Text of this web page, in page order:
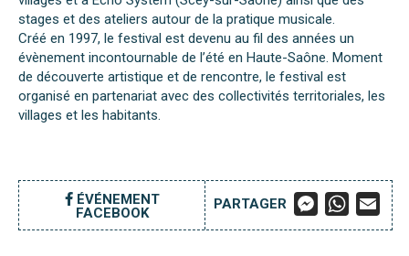
stages et des ateliers autour de la pratique musicale.
Créé en 1997, le festival est devenu au fil des années un
évènement incontournable de l’été en Haute-Saône. Moment
de découverte artistique et de rencontre, le festival est
organisé en partenariat avec des collectivités territoriales, les
villages et les habitants.
ÉVÉNEMENT
FACEBOOK
PARTAGER
M
E
S
W
H
A
M
A